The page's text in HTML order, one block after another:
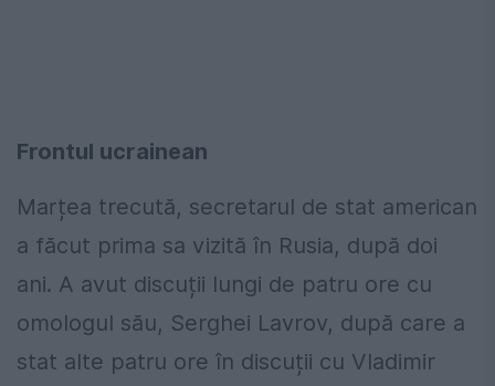
Frontul ucrainean
Marțea trecută, secretarul de stat american
a făcut prima sa vizită în Rusia, după doi
ani. A avut discuții lungi de patru ore cu
omologul său, Serghei Lavrov, după care a
stat alte patru ore în discuții cu Vladimir